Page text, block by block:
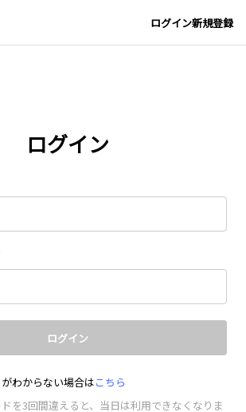
ログイン新規登録
ログイン
ログイン
わからない場合はこちら
を3回間違えると、当日は利用できなくなりま